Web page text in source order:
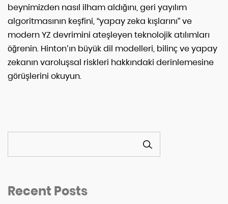
beynimizden nasıl ilham aldığını, geri yayılım
algoritmasının keşfini, “yapay zeka kışlarını” ve
modern YZ devrimini ateşleyen teknolojik atılımları
öğrenin. Hinton’ın büyük dil modelleri, bilinç ve yapay
zekanın varoluşsal riskleri hakkındaki derinlemesine
görüşlerini okuyun.
Recent Posts